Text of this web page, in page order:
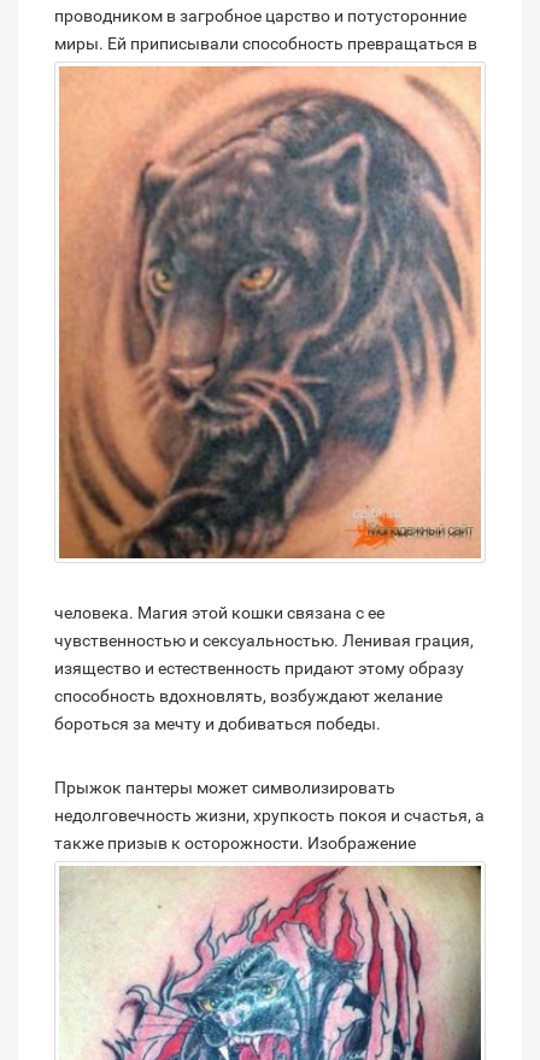
проводником в загробное царство и потусторонние
миры. Ей приписывали способность превращаться в
человека. Магия этой кошки связана с ее
чувственностью и сексуальностью. Ленивая грация,
изящество и естественность придают этому образу
способность вдохновлять, возбуждают желание
бороться за мечту и добиваться победы.
Прыжок пантеры может символизировать
недолговечность жизни, хрупкость покоя и счастья, а
также призыв к осторожности. Изображение